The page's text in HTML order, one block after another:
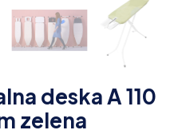
deska A 110
zelena